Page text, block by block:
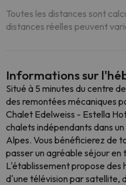
Toutes les distances sont
distances réelles peuvent
Informations sur
Situé à 5 minutes du centre
des remontées mécaniques
Chalet Edelweiss - Estella
chalets indépendants dans
Alpes. Vous bénéficierez de
passer un agréable séjour
L'établissement propose des
d'une télévision par satellite,